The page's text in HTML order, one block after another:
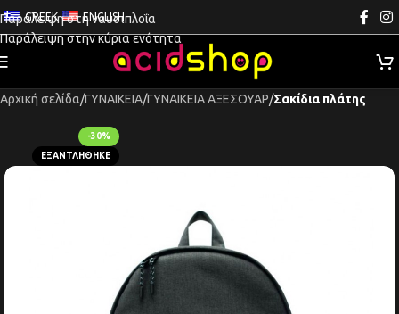
Παράλειψη στη ναυσιπλοΐα
Παράλειψη στην κύρια ενότητα
GREEK ENGLISH
Αρχική σελίδα ΓΥΝΑΙΚΕΙΑ ΓΥΝΑΙΚΕΙΑ ΑΞΕΣΟΥΑΡ Σακίδια πλάτης
-30%
ΕΞΑΝΤΛΉΘΗΚΕ